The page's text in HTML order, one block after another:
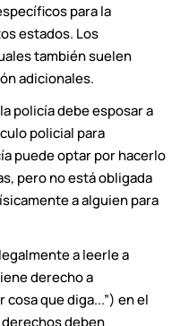
para la
estados. Los
también suelen
adicionales.
policía debe esposar a
policial para
puede optar por hacerlo
pero no está obligada
a alguien para
a leerle a
derecho a
que diga...”) en el
deben